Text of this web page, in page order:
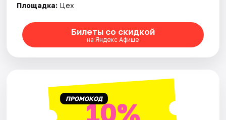
Площадка: Цех
Билеты со скидкой
на Яндекс Афише
ПРОМОКОД10%